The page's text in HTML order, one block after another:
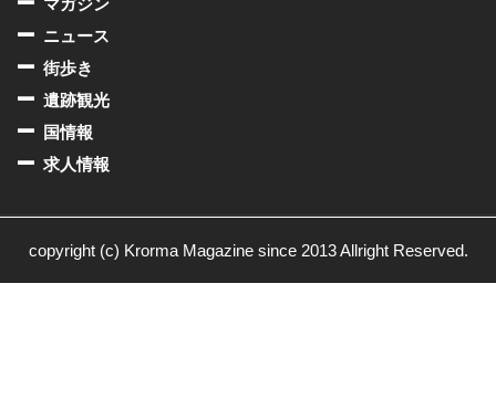
ニュース
街歩き
遺跡観光
国情報
求人情報
copyright (c) Krorma Magazine since 2013 Allright Reserved.